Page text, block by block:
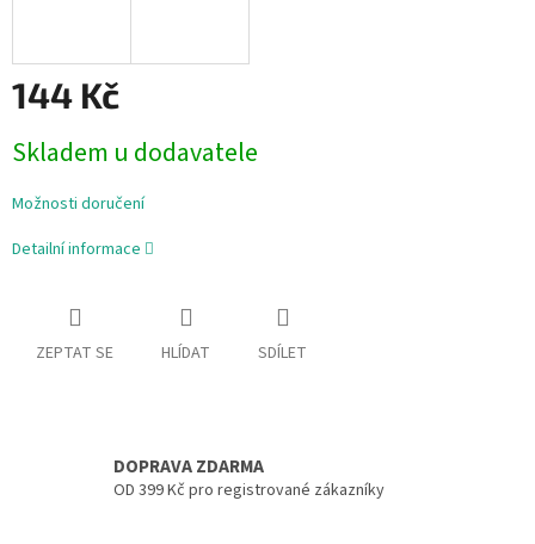
144 Kč
cena:
Skladem u dodavatele
Možnosti doručení
Detailní informace
ZEPTAT SE HLÍDAT SDÍLET
DOPRAVA ZDARMA
OD 399 Kč pro registrované zákazníky